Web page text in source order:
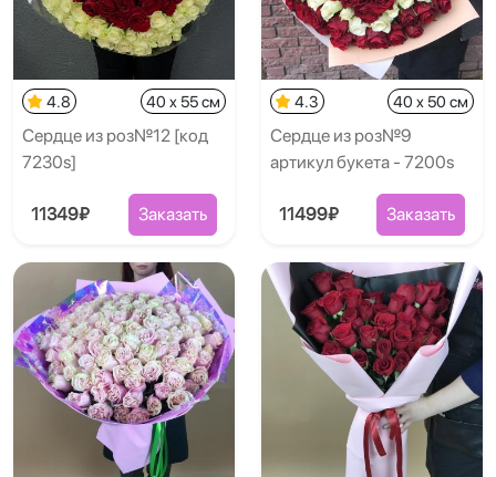
4.8 40 x 55 см
Сердце из роз№12 [код
7230s]
11349₽ Заказать
4.3 40 x 50 см
Сердце из роз№9
артикул букета - 7200s
11499₽ Заказать